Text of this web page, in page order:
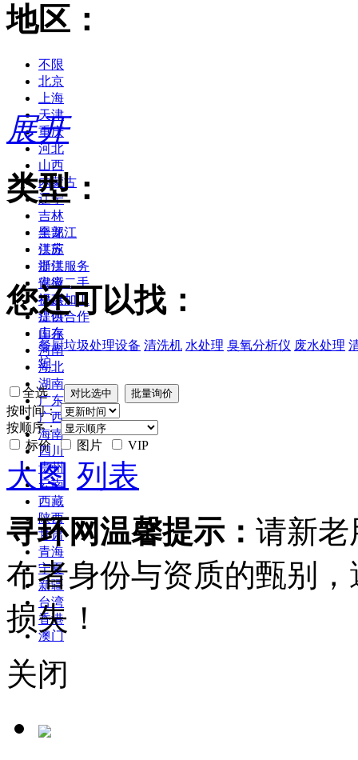
地区：
不限
北京
上海
天津
重庆
河北
山西
内蒙古
辽宁
吉林
黑龙江
江苏
浙江
安徽
福建
江西
山东
河南
湖北
湖南
广东
广西
海南
四川
贵州
云南
西藏
陕西
甘肃
青海
宁夏
新疆
台湾
香港
澳门
展开
类型：
全部
供应
提供服务
供应二手
提供加工
提供合作
库存
您还可以找：
餐厨垃圾处理设备 清洗机 水处理 臭氧分析仪 废水处理
炉
全选
按时间：
按顺序：
标价
图片 VIP
大图 列表
寻环网温馨提示： 请新老
布者身份与资质的甄别
损失！
关闭